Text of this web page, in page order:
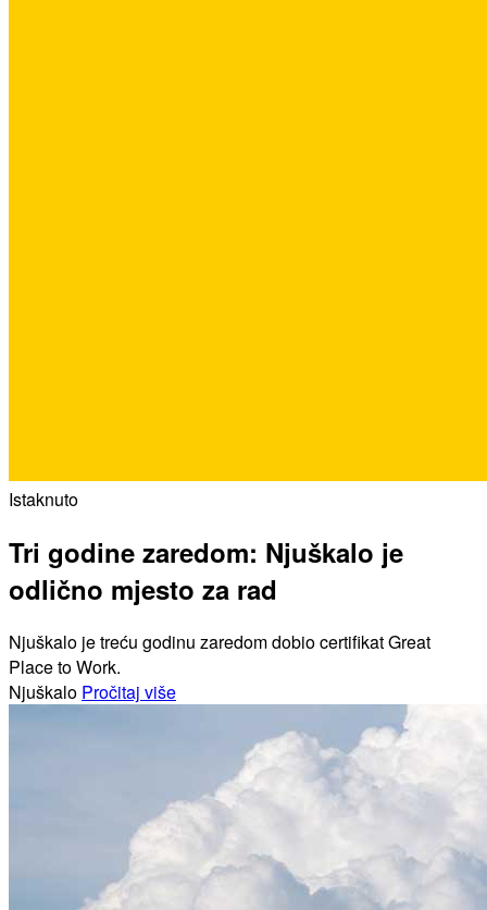
Istaknuto
Tri godine zaredom: Njuškalo je
odlično mjesto za rad
Njuškalo je treću godinu zaredom dobio certifikat Great
Place to Work.
Njuškalo Pročitaj više